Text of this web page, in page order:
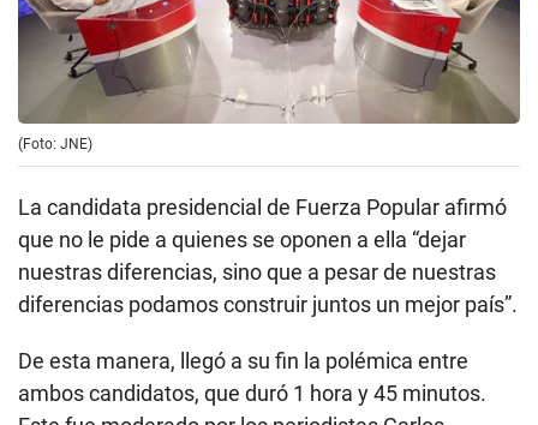
(Foto: JNE)
La candidata presidencial de Fuerza Popular afirmó
que no le pide a quienes se oponen a ella “dejar
nuestras diferencias, sino que a pesar de nuestras
diferencias podamos construir juntos un mejor país”.
De esta manera, llegó a su fin la polémica entre
ambos candidatos, que duró 1 hora y 45 minutos.